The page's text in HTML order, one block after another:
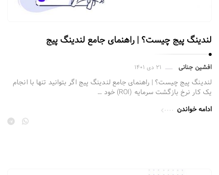
لندینگ پیج چیست؟ | راهنمای جامع لندینگ پیج
افشین جنانی ۲۱ دی ۱۴۰۱
لندینگ پیج چیست؟ | راهنمای جامع لندینگ پیج اگر بتوانید تنها با انجام
یک کار نرخ بازگشت سرمایه (ROI) خود …
ادامه خواندن